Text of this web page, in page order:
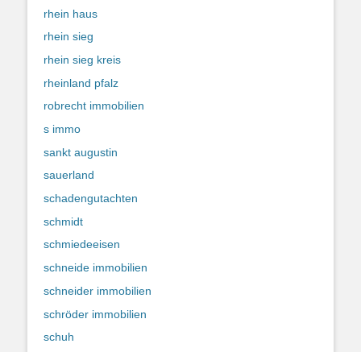
rhein haus
rhein sieg
rhein sieg kreis
rheinland pfalz
robrecht immobilien
s immo
sankt augustin
sauerland
schadengutachten
schmidt
schmiedeeisen
schneide immobilien
schneider immobilien
schröder immobilien
schuh